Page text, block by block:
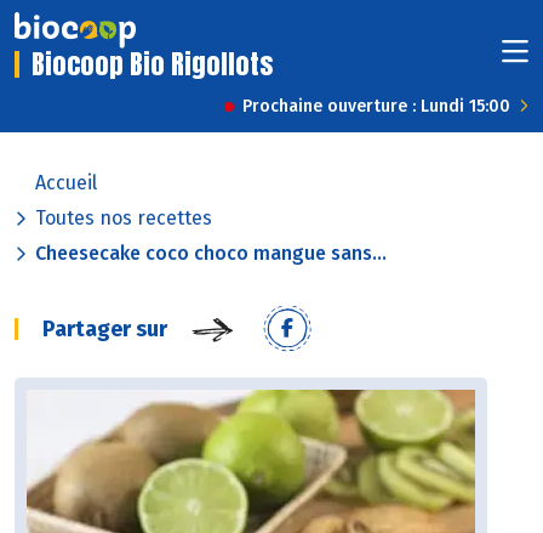
Biocoop Bio Rigollots
Prochaine ouverture : Lundi 15:00
Accueil
Toutes nos recettes
Cheesecake coco choco mangue sans...
Partager sur